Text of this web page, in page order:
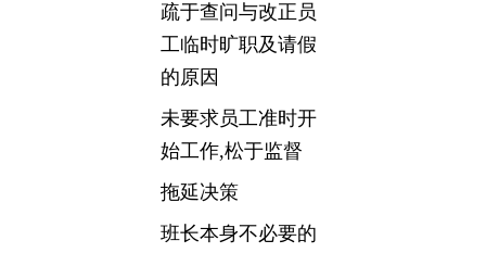
疏于查问与改正员
工临时旷职及请假
的原因
未要求员工准时开
始工作,松于监督
拖延决策
班长本身不必要的